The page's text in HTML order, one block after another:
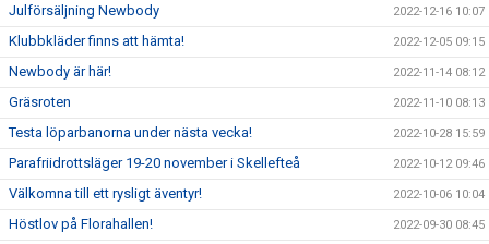
Julförsäljning Newbody 2022-12-16 10:07
Klubbkläder finns att hämta! 2022-12-05 09:15
Newbody är här! 2022-11-14 08:12
Gräsroten 2022-11-10 08:13
Testa löparbanorna under nästa vecka! 2022-10-28 15:59
Parafriidrottsläger 19-20 november i Skellefteå 2022-10-12 09:46
Välkomna till ett rysligt äventyr! 2022-10-06 10:04
Höstlov på Florahallen! 2022-09-30 08:45